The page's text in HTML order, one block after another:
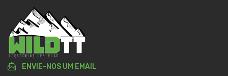
ENVIE-NOS UM EMAIL